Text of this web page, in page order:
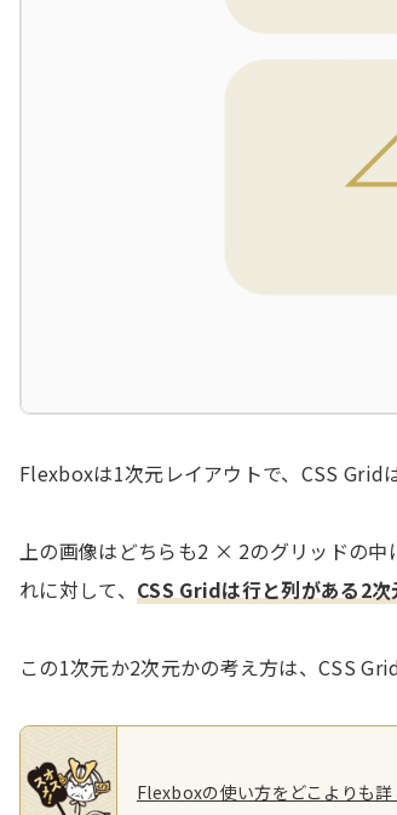
Flexboxは1次元レイアウトで、CSS Grid
上の画像はどちらも2 × 2のグリッドの中
れに対して、 CSS Gridは行と列がある2
この1次元か2次元かの考え方は、CSS
Flexboxの使い方をどこよりも